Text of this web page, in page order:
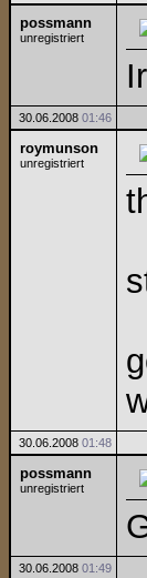
possmann
unregistriert
30.06.2008 01:46
roymunson
unregistriert
30.06.2008 01:48
possmann
unregistriert
30.06.2008 01:49